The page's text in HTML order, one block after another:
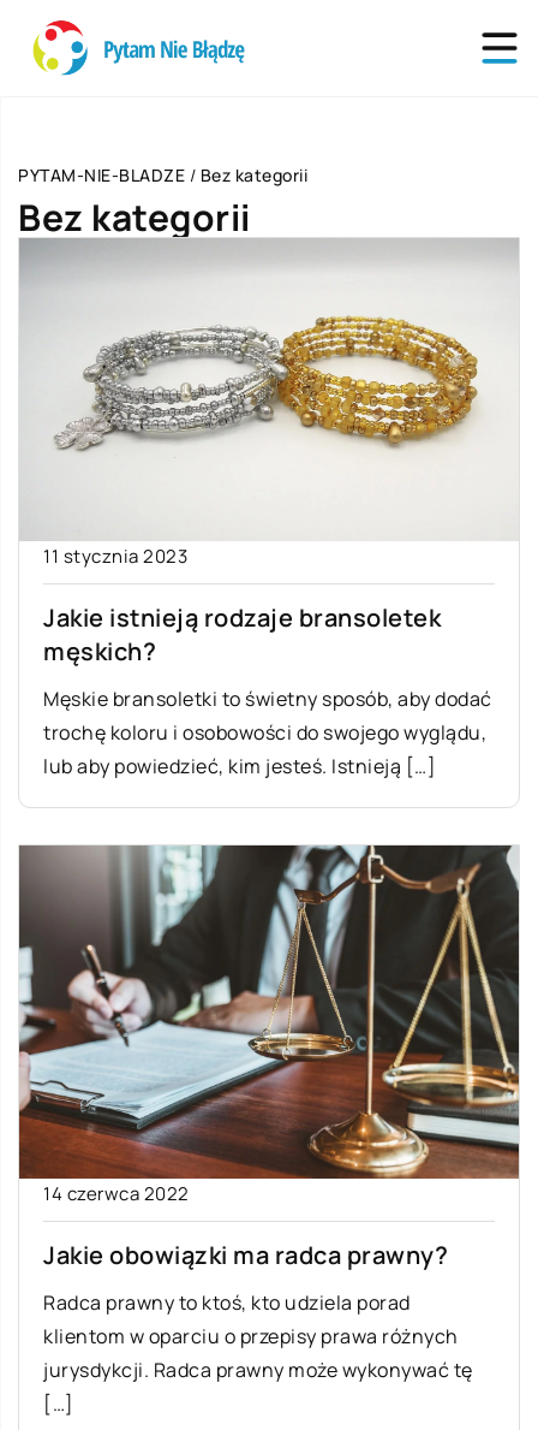
PYTAM-NIE-BLADZE / Bez kategorii
Bez kategorii
11 stycznia 2023
Jakie istnieją rodzaje bransoletek
męskich?
Męskie bransoletki to świetny sposób, aby dodać
trochę koloru i osobowości do swojego wyglądu,
lub aby powiedzieć, kim jesteś. Istnieją […]
14 czerwca 2022
Jakie obowiązki ma radca prawny?
Radca prawny to ktoś, kto udziela porad
klientom w oparciu o przepisy prawa różnych
jurysdykcji. Radca prawny może wykonywać tę
[…]